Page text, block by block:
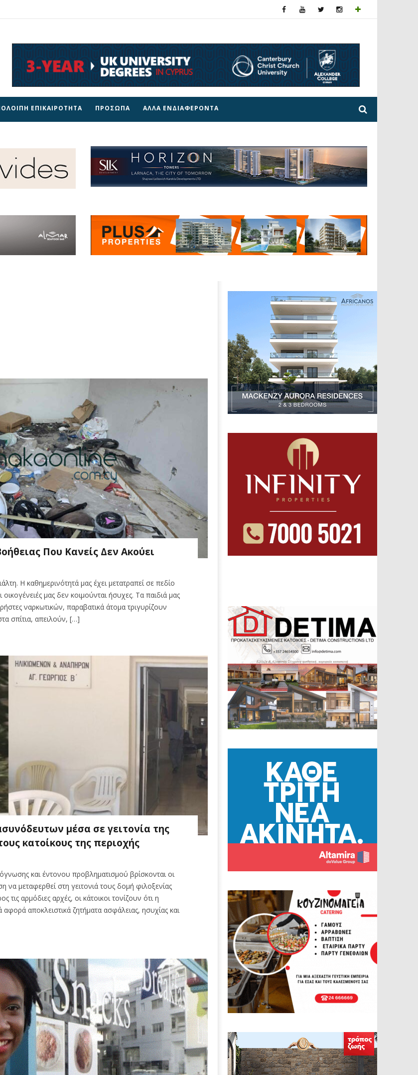
ΕΠΙΚΑΙΡΟΤΗΤΑ ΠΡΟΣΩΠΑ ΑΛΛΑ ΕΝΔΙΑΦΕΡΟΝΤΑ
Που Κανείς Δεν Ακούει
Η καθημερινότητά μας έχει μετατραπεί σε πεδίο
μας δεν κοιμούνται ήσυχες. Τα παιδιά μας
ναρκωτικών, παραβατικά άτομα τριγυρίζουν
σπίτια, απειλούν, […]
μέσα σε γειτονία της
κατοίκους της περιοχής
και έντονου προβληματισμού βρίσκονται οι
να μεταφερθεί στη γειτονιά τους δομή φιλοξενίας
αρμόδιες αρχές, οι κάτοικοι τονίζουν ότι η
αποκλειστικά ζητήματα ασφάλειας, ησυχίας και